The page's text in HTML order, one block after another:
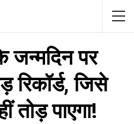
जन्मदिन पर
रिकॉर्ड, जिसे
तोड़ पाएगा!